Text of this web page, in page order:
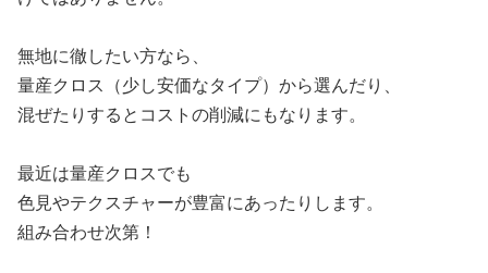
無地に徹したい方なら、
量産クロス（少し安価なタイプ）から選んだり、
混ぜたりするとコストの削減にもなります。
最近は量産クロスでも
色見やテクスチャーが豊富にあったりします。
組み合わせ次第！